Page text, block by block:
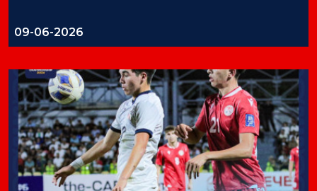
09-06-2026